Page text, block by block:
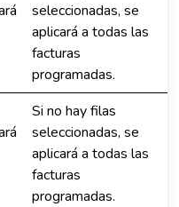
seleccionadas, se
aplicará a todas las
facturas
programadas.
Si no hay filas
seleccionadas, se
aplicará a todas las
facturas
programadas.